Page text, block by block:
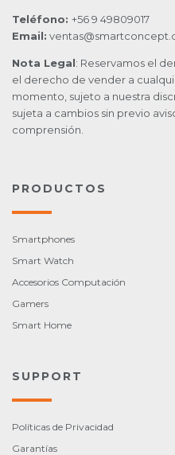
Teléfono: +56 9 49809017
Email:
Nota Legal: Reservamos el
el derecho de vender a
momento, sujeto a nuestra
sujeta a cambios sin previo
comprensión.
PRODUCTOS
Smartphones
Smart Watch
Accesorios Computación
Gamers
Smart Home
SUPPORT
Políticas de Privacidad
Garantías